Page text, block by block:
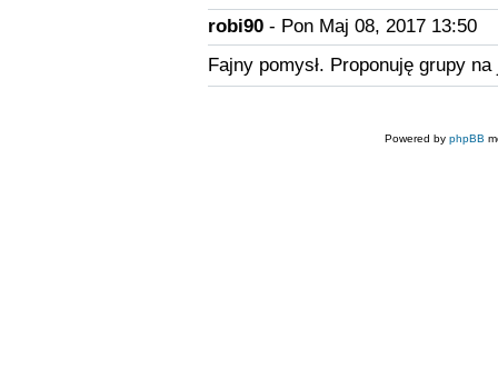
robi90- Pon Maj 08, 2017 13:50
Fajny pomysł. Proponuję grupy
Powered by phpBB